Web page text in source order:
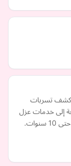
كشف تسربات
إلى خدمات عزل
الأسطح وعزل الخزانات بجودة عالية وضمان يصل حتى 10 سنوات.